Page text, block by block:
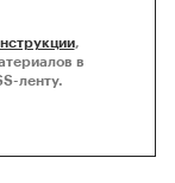
,
в
ленту.